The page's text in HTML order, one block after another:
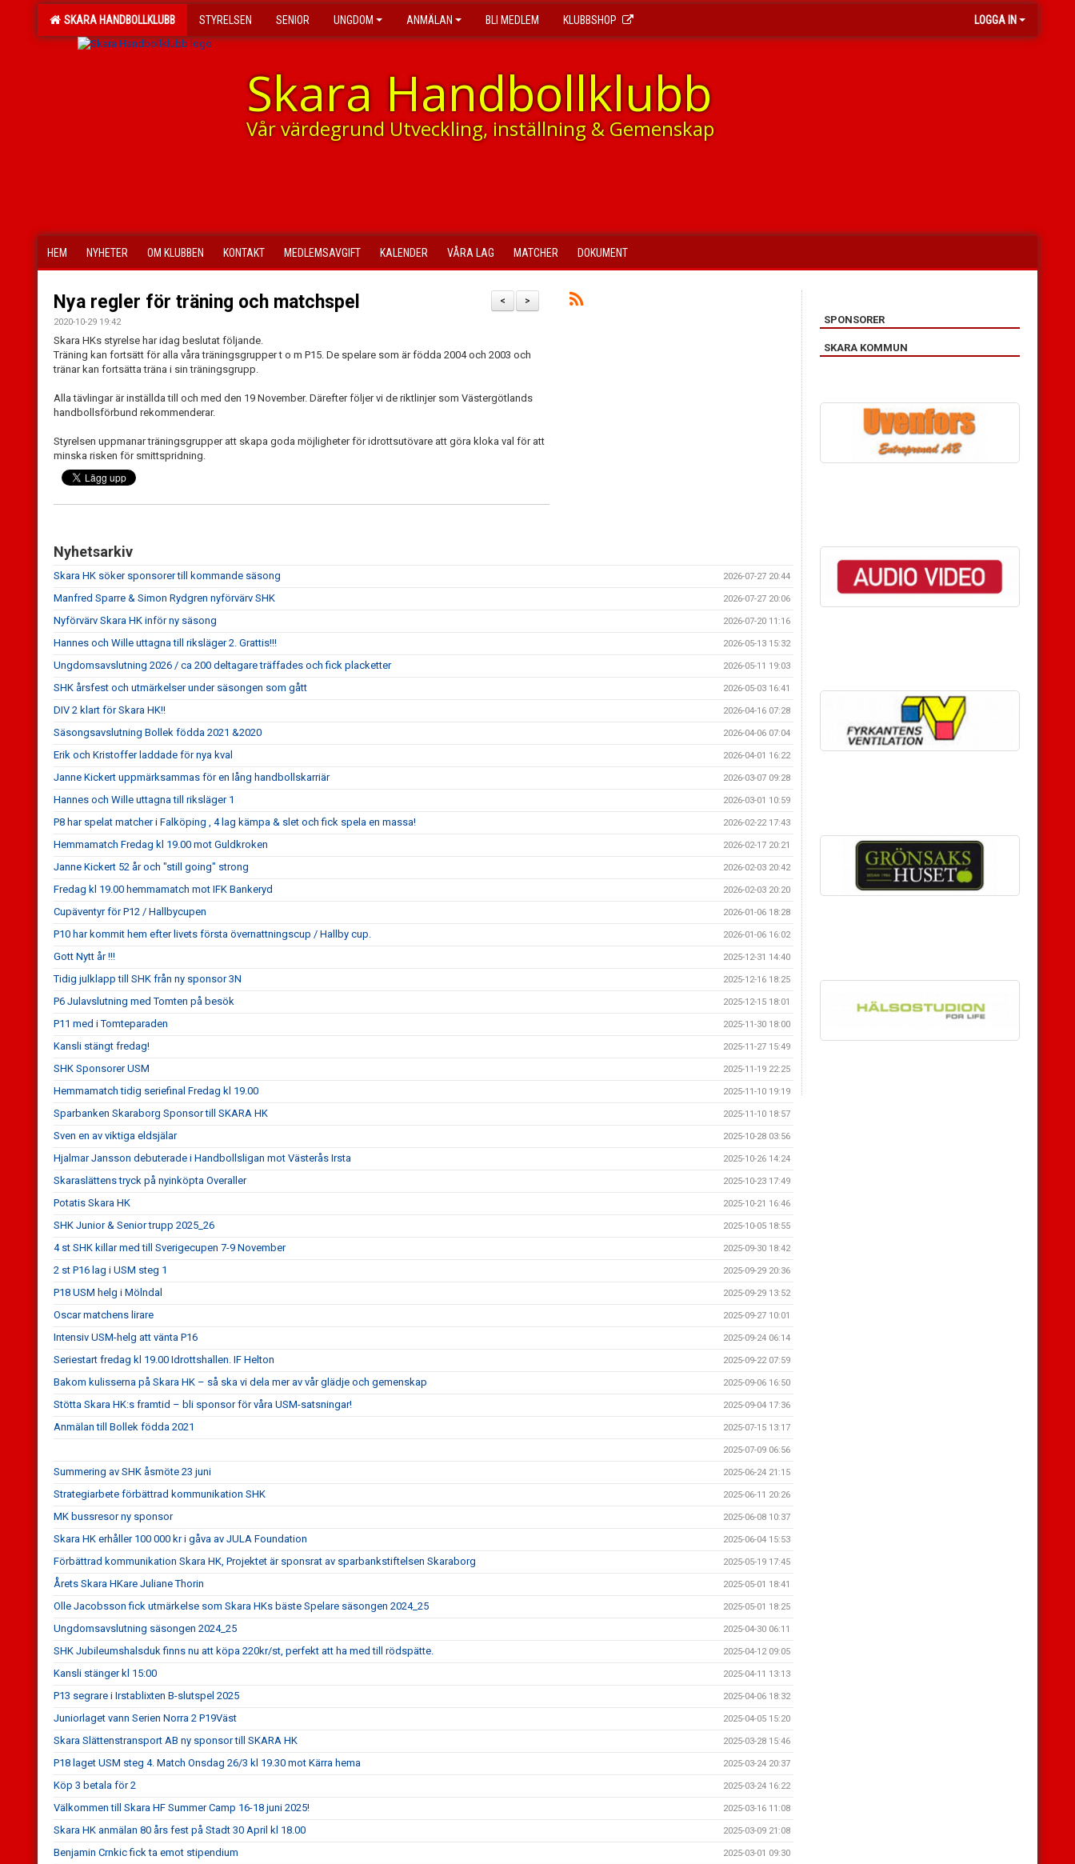
SKARA HANDBOLLKLUBB STYRELSEN SENIOR UNGDOM ANMÄLAN BLI MEDLEM KLUBBSHOP LOGGA IN
Skara Handbollklubb
Vår värdegrund Utveckling, inställning & Gemenskap
HEM NYHETER OM KLUBBEN KONTAKT MEDLEMSAVGIFT KALENDER VÅRA LAG MATCHER DOKUMENT
>
<
Nya regler för träning och matchspel
2020-10-29 19:42
Skara HKs styrelse har idag beslutat följande.
Träning kan fortsätt för alla våra träningsgrupper t o m P15. De spelare som är födda 2004 och 2003 och
tränar kan fortsätta träna i sin träningsgrupp.
Alla tävlingar är inställda till och med den 19 November. Därefter följer vi de riktlinjer som Västergötlands
handbollsförbund rekommenderar.
Styrelsen uppmanar träningsgrupper att skapa goda möjligheter för idrottsutövare att göra kloka val för att
minska risken för smittspridning.
Nyhetsarkiv
Skara HK söker sponsorer till kommande säsong 2026-07-27 20:44
Manfred Sparre & Simon Rydgren nyförvärv SHK 2026-07-27 20:06
Nyförvärv Skara HK inför ny säsong 2026-07-20 11:16
Hannes och Wille uttagna till riksläger 2. Grattis!!! 2026-05-13 15:32
Ungdomsavslutning 2026 / ca 200 deltagare träffades och fick placketter 2026-05-11 19:03
SHK årsfest och utmärkelser under säsongen som gått 2026-05-03 16:41
DIV 2 klart för Skara HK!! 2026-04-16 07:28
Säsongsavslutning Bollek födda 2021 &2020 2026-04-06 07:04
Erik och Kristoffer laddade för nya kval 2026-04-01 16:22
Janne Kickert uppmärksammas för en lång handbollskarriär 2026-03-07 09:28
Hannes och Wille uttagna till riksläger 1 2026-03-01 10:59
P8 har spelat matcher i Falköping , 4 lag kämpa & slet och fick spela en massa! 2026-02-22 17:43
Hemmamatch Fredag kl 19.00 mot Guldkroken 2026-02-17 20:21
Janne Kickert 52 år och "still going" strong 2026-02-03 20:42
Fredag kl 19.00 hemmamatch mot IFK Bankeryd 2026-02-03 20:20
Cupäventyr för P12 / Hallbycupen 2026-01-06 18:28
P10 har kommit hem efter livets första övernattningscup / Hallby cup. 2026-01-06 16:02
Gott Nytt år !!! 2025-12-31 14:40
Tidig julklapp till SHK från ny sponsor 3N 2025-12-16 18:25
P6 Julavslutning med Tomten på besök 2025-12-15 18:01
P11 med i Tomteparaden 2025-11-30 18:00
Kansli stängt fredag! 2025-11-27 15:49
SHK Sponsorer USM 2025-11-19 22:25
Hemmamatch tidig seriefinal Fredag kl 19.00 2025-11-10 19:19
Sparbanken Skaraborg Sponsor till SKARA HK 2025-11-10 18:57
Sven en av viktiga eldsjälar 2025-10-28 03:56
Hjalmar Jansson debuterade i Handbollsligan mot Västerås Irsta 2025-10-26 14:24
Skaraslättens tryck på nyinköpta Overaller 2025-10-23 17:49
Potatis Skara HK 2025-10-21 16:46
SHK Junior & Senior trupp 2025_26 2025-10-05 18:55
4 st SHK killar med till Sverigecupen 7-9 November 2025-09-30 18:42
2 st P16 lag i USM steg 1 2025-09-29 20:36
P18 USM helg i Mölndal 2025-09-29 13:52
Oscar matchens lirare 2025-09-27 10:01
Intensiv USM-helg att vänta P16 2025-09-24 06:14
Seriestart fredag kl 19.00 Idrottshallen. IF Helton 2025-09-22 07:59
Bakom kulisserna på Skara HK – så ska vi dela mer av vår glädje och gemenskap 2025-09-06 16:50
Stötta Skara HK:s framtid – bli sponsor för våra USM-satsningar! 2025-09-04 17:36
Anmälan till Bollek födda 2021 2025-07-15 13:17
2025-07-09 06:56
Summering av SHK åsmöte 23 juni 2025-06-24 21:15
Strategiarbete förbättrad kommunikation SHK 2025-06-11 20:26
MK bussresor ny sponsor 2025-06-08 10:37
Skara HK erhåller 100 000 kr i gåva av JULA Foundation 2025-06-04 15:53
Förbättrad kommunikation Skara HK, Projektet är sponsrat av sparbankstiftelsen Skaraborg 2025-05-19 17:45
Årets Skara HKare Juliane Thorin 2025-05-01 18:41
Olle Jacobsson fick utmärkelse som Skara HKs bäste Spelare säsongen 2024_25 2025-05-01 18:25
Ungdomsavslutning säsongen 2024_25 2025-04-30 06:11
SHK Jubileumshalsduk finns nu att köpa 220kr/st, perfekt att ha med till rödspätte. 2025-04-12 09:05
Kansli stänger kl 15:00 2025-04-11 13:13
P13 segrare i Irstablixten B-slutspel 2025 2025-04-06 18:32
Juniorlaget vann Serien Norra 2 P19Väst 2025-04-05 15:20
Skara Slättenstransport AB ny sponsor till SKARA HK 2025-03-28 15:46
P18 laget USM steg 4. Match Onsdag 26/3 kl 19.30 mot Kärra hema 2025-03-24 20:37
Köp 3 betala för 2 2025-03-24 16:22
Välkommen till Skara HF Summer Camp 16-18 juni 2025! 2025-03-16 11:08
Skara HK anmälan 80 års fest på Stadt 30 April kl 18.00 2025-03-09 21:08
Benjamin Crnkic fick ta emot stipendium 2025-03-01 09:30
SPONSORER
SKARA KOMMUN